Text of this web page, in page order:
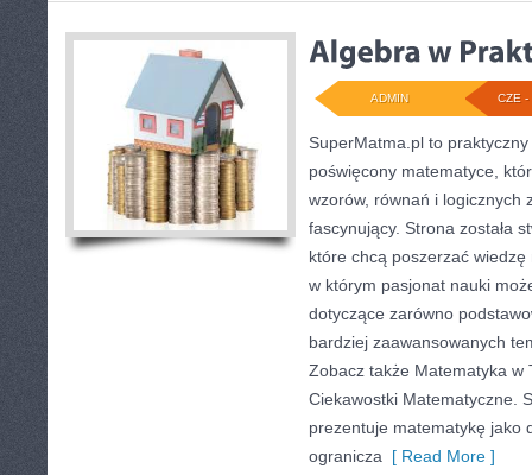
CZE -
ADMIN
SuperMatma.pl to
poświęcony matematyce,
wzorów, równań i logicznych
fascynujący. Strona została
które chcą poszerzać
w którym pasjonat nauki
dotyczące zarówno
bardziej zaawansowanych
Zobacz także Matematyka w
Ciekawostki Matematyczne.
prezentuje matematykę jako
ogranicza [ Read More ]